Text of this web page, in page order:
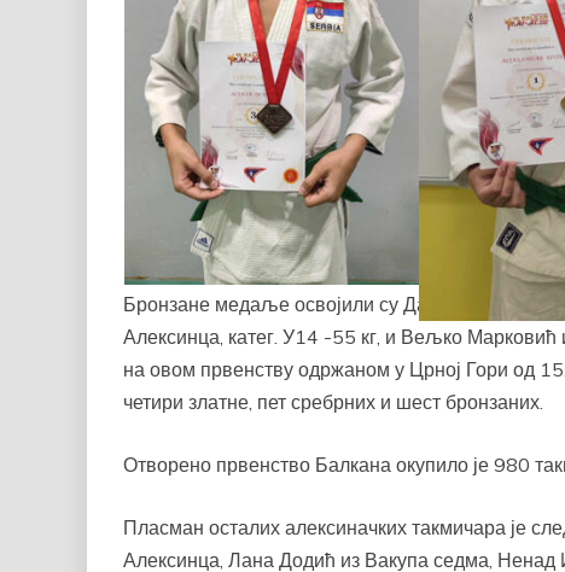
Бронзане медаље освојили су Данијела Јовић
Алексинца, катег. У14 -55 кг, и Вељко Марковић
на овом првенству одржаном у Црној Гори од
четири златне, пет сребрних и шест бронзаних.
Отворено првенство Балкана окупило је 980
Пласман осталих алексиначких такмичара је
Алексинца, Лана Додић из Вакупа седма, Ненад